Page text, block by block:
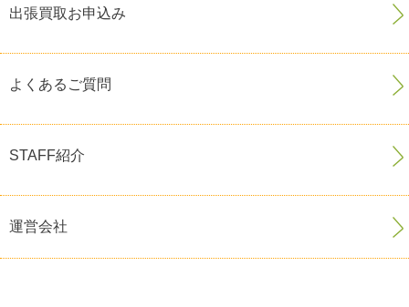
出張買取お申込み
よくあるご質問
STAFF紹介
運営会社